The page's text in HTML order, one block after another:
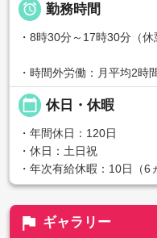
 勤務時間
・8時30分～17時30分（休
・時間外労働：月平均2時
calendar_today 休日・休暇
・年間休日：120日
・休日：土日祝
・年次有給休暇：10日（6
flag ギャラリー